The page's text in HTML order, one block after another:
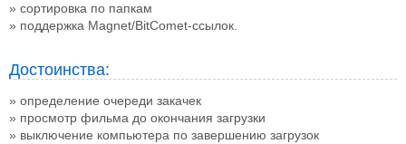
сортировка по папкам
поддержка Magnet/BitComet-ссылок.
Достоинства:
определение очереди закачек
просмотр фильма до окончания загрузки
выключение компьютера по завершению загрузок